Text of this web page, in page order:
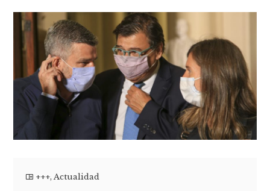
+++,Actualidad